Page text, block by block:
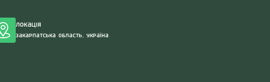
Локація
Закарпатська область, Україна